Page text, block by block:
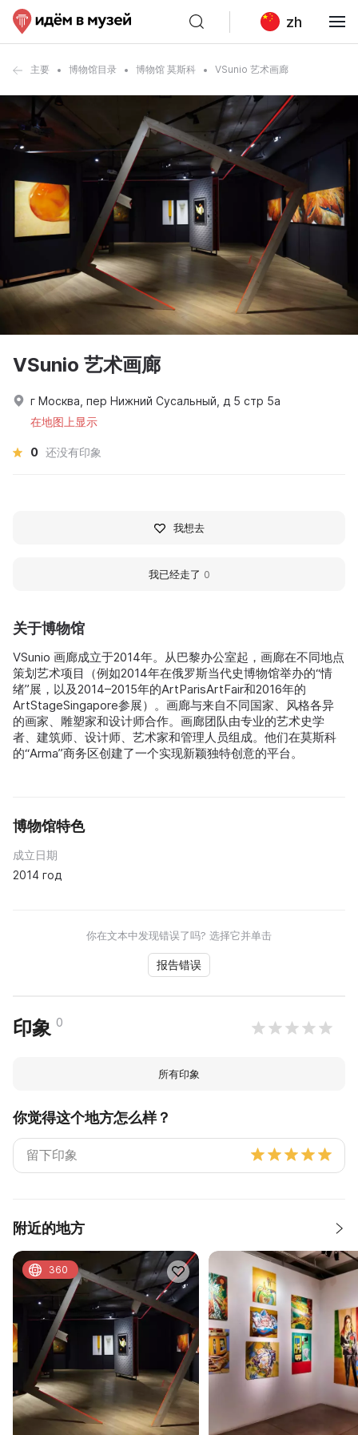
zh
主要 博物馆目录 博物馆 莫斯科 VSunio 艺术画廊
关于博物馆
VSunio 画廊成立于2014年。从巴黎办公室起，画廊在不同地点
策划艺术项目（例如2014年在俄罗斯当代史博物馆举办的“情
绪”展，以及2014–2015年的ArtParisArtFair和2016年的
ArtStageSingapore参展）。画廊与来自不同国家、风格各异
的画家、雕塑家和设计师合作。画廊团队由专业的艺术史学
者、建筑师、设计师、艺术家和管理人员组成。他们在莫斯科
的“Arma”商务区创建了一个实现新颖独特创意的平台。
博物馆特色
成立日期
2014 год
你在文本中发现错误了吗? 选择它并单击
报告错误
印象 0
所有印象
你觉得这个地方怎么样？
附近的地方
360
VSunio 艺术画廊
г Москва, пер Нижний Сусальный, д 5 стр 5а
在地图上显示
0 还没有印象
我想去
我已经走了 0